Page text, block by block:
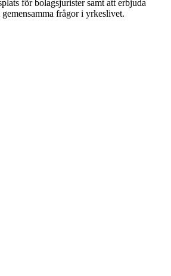
för bolagsjurister samt att erbjuda
frågor i yrkeslivet.